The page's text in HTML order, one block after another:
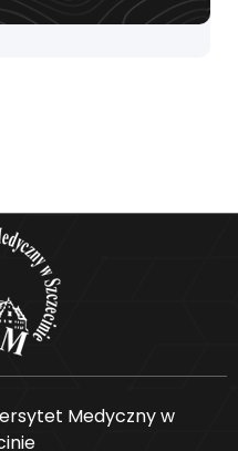
Medyczny w